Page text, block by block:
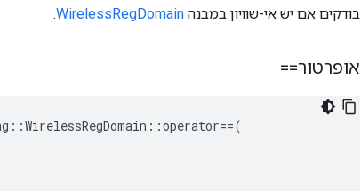
בודקים אם יש אי-שוויון במבנה WirelessRegDomain
.
אופרטור==
::WirelessRegDomain ::operator==(